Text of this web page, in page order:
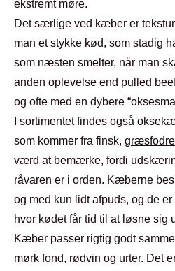
ekstremt møre.
Det særlige ved kæber er
man et stykke kød, som stadig
som næsten smelter, når man
anden oplevelse end pulled
og ofte med en dybere
I sortimentet findes også
som kommer fra finsk,
værd at bemærke, fordi
råvaren er i orden. Kæberne
og med kun lidt afpuds, og de er
hvor kødet får tid til at løsne sig
Kæber passer rigtig godt
mørk fond, rødvin og urter. Det